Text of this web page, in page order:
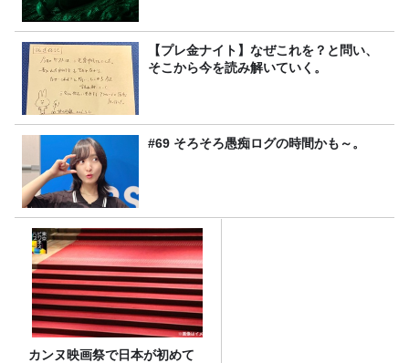
【プレ金ナイト】なぜこれを？と問い、
そこから今を読み解いていく。
#69 そろそろ愚痴ログの時間かも～。
カンヌ映画祭で日本が初めて